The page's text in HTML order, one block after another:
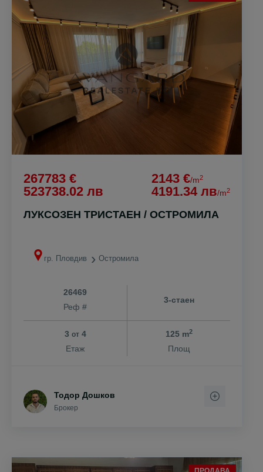
267783 €
523738.02 лв
2143 €/m2
4191.34 лв/m2
ЛУКСОЗЕН ТРИСТАЕН / ОСТРОМИЛА
гр. Пловдив Остромила
26469
Реф #
3-стаен
3 от4
Етаж
125 m2
Площ
Тодор Дошков
Брокер